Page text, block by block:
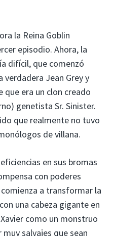
la Reina Goblin
episodio. Ahora, la
difícil, que comenzó
verdadera Jean Grey y
que era un clon creado
genetista Sr. Sinister.
que realmente no tuvo
de villana.
en sus bromas
con poderes
a transformar la
una cabeza gigante en
como un monstruo
muy salvajes que sean